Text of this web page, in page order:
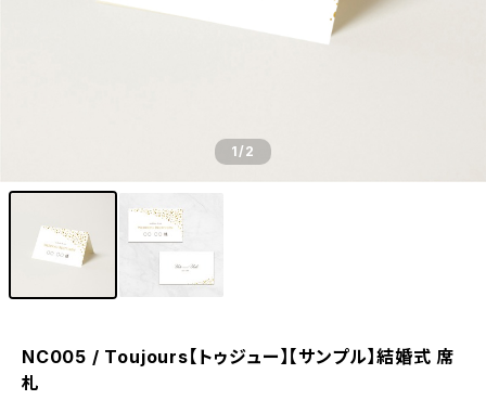
1/2
NC005 / Toujours【トゥジュー】【サンプル】結婚式 席
札